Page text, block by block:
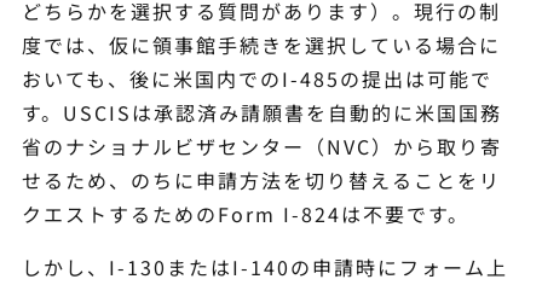
どちらかを選択する質問があります）。現行の制
度では、仮に領事館手続きを選択している場合に
おいても、後に米国内でのI-485の提出は可能で
す。USCISは承認済み請願書を自動的に米国国務
省のナショナルビザセンター（NVC）から取り寄
せるため、のちに申請方法を切り替えることをリ
クエストするためのForm I-824は不要です。
しかし、I-130またはI-140の申請時にフォーム上